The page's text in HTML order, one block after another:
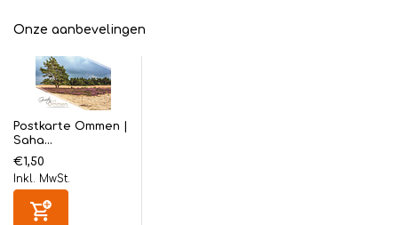
Onze aanbevelingen
Postkarte Ommen |
Saha...
€1,50
Inkl. MwSt.